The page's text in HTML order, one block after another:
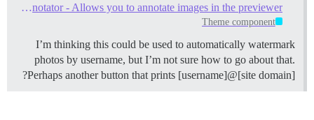
Image Annotator - Allows you to annotate images in the previewer
Theme component
I’m thinking this could be used to automatically watermark
photos by username, but I’m not sure how to go about that.
Perhaps another button that prints [username]@[site domain]?